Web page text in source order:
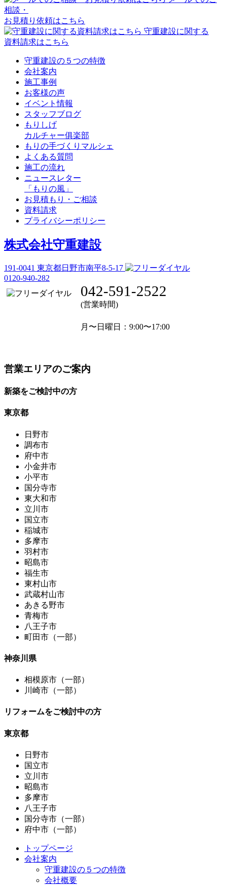
相談・
お見積り依頼はこちら
守重建設に関する
資料請求はこちら
守重建設の５つの特徴
会社案内
施工事例
お客様の声
イベント情報
スタッフブログ
もりしげ
カルチャー俱楽部
もりの手づくりマルシェ
よくある質問
施工の流れ
ニュースレター
「もりの風」
お見積もり・ご相談
資料請求
プライバシーポリシー
株式会社守重建設
191-0041 東京都日野市南平8-5-17
0120-940-282
042-591-2522
(営業時間)
月〜日曜日 ：9:00〜17:00
営業エリアのご案内
新築をご検討中の方
東京都
日野市
調布市
府中市
小金井市
小平市
国分寺市
東大和市
立川市
国立市
稲城市
多摩市
羽村市
昭島市
福生市
東村山市
武蔵村山市
あきる野市
青梅市
八王子市
町田市（一部）
神奈川県
相模原市（一部）
川崎市（一部）
リフォームをご検討中の方
東京都
日野市
国立市
立川市
昭島市
多摩市
八王子市
国分寺市（一部）
府中市（一部）
トップページ
会社案内
守重建設の５つの特徴
会社概要